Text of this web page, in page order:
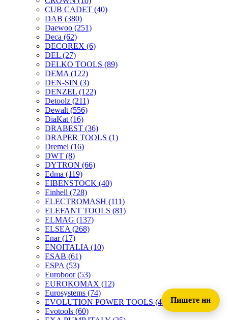
CUB CADET (40)
DAB (380)
Daewoo (251)
Deca (62)
DECOREX (6)
DEL (27)
DELKO TOOLS (89)
DEMA (122)
DEN-SIN (3)
DENZEL (122)
Detoolz (211)
Dewalt (556)
DiaKat (16)
DRABEST (36)
DRAPER TOOLS (1)
Dremel (16)
DWT (8)
DYTRON (66)
Edma (119)
EIBENSTOCK (40)
Einhell (728)
ELECTROMASH (111)
ELEFANT TOOLS (81)
ELMAG (137)
ELSEA (268)
Enar(17)
ENOITALIA (10)
ESAB (61)
ESPA (53)
Euroboor(53)
EUROKOMAX (12)
Eurosystems (74)
EVOLUTION POWER TOOLS (45)
Evotools (60)
Пишете ни